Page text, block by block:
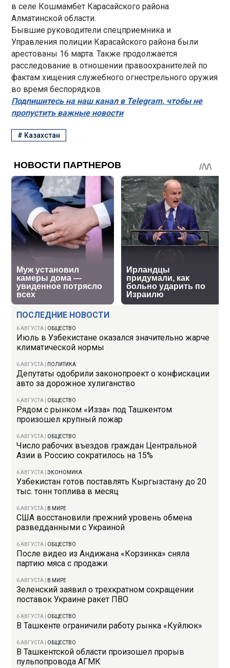
ПОСЛЕДНИЕ НОВОСТИ
6 АВГУСТА ОБЩЕСТВО
Июль в Узбекистане оказался значительно жарче
климатической нормы
6 АВГУСТА ПОЛИТИКА
Депутаты одобрили законопроект о конфискации
авто за дорожное хулиганство
6 АВГУСТА ОБЩЕСТВО
Рядом с рынком «Изза» под Ташкентом
произошел крупный пожар
6 АВГУСТА ОБЩЕСТВО
Число рабочих въездов граждан Центральной
Азии в Россию сократилось на 15%
6 АВГУСТА |ЭКОНОМИКА
Узбекистан готов поставлять Кыргызстану до 20
тыс. тонн топлива в месяц
6 АВГУСТА В МИРЕ
США восстановили прежний уровень обмена
разведданными с Украиной
6 АВГУСТА ОБЩЕСТВО
После видео из Андижана «Корзинка» сняла
партию мяса с продажи
6 АВГУСТА В МИРЕ
Зеленский заявил о трехкратном сокращении
поставок Украине ракет ПВО
6 АВГУСТА ОБЩЕСТВО
В Ташкенте ограничили работу рынка «Куйлюк»
6 АВГУСТА ОБЩЕСТВО
В Ташкентской области произошел прорыв
пульпопровода АГМК
в селе Кошмамбет Карасайского района
Алматинской области.
Бывшие руководители спецприемника и
Управления полиции Карасайского района были
арестованы 16 марта. Также продолжается
расследование в отношении правоохранителей по
фактам хищения служебного огнестрельного оружия
во время беспорядков.
Подпишитесь на наш канал в Telegram, чтобы не
пропустить важные новости
# Казахстан